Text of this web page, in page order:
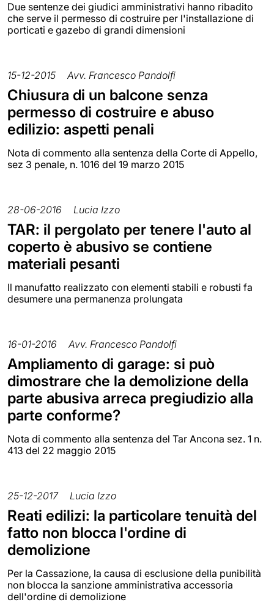
Due sentenze dei giudici amministrativi hanno ribadito
che serve il permesso di costruire per l'installazione di
porticati e gazebo di grandi dimensioni
15-12-2015 Avv. Francesco Pandolfi
Chiusura di un balcone senza
permesso di costruire e abuso
edilizio: aspetti penali
Nota di commento alla sentenza della Corte di Appello,
sez 3 penale, n. 1016 del 19 marzo 2015
28-06-2016 Lucia Izzo
TAR: il pergolato per tenere l'auto al
coperto è abusivo se contiene
materiali pesanti
Il manufatto realizzato con elementi stabili e robusti fa
desumere una permanenza prolungata
16-01-2016 Avv. Francesco Pandolfi
Ampliamento di garage: si può
dimostrare che la demolizione della
parte abusiva arreca pregiudizio alla
parte conforme?
Nota di commento alla sentenza del Tar Ancona sez. 1 n.
413 del 22 maggio 2015
25-12-2017 Lucia Izzo
Reati edilizi: la particolare tenuità del
fatto non blocca l'ordine di
demolizione
Per la Cassazione, la causa di esclusione della punibilità
non blocca la sanzione amministrativa accessoria
dell'ordine di demolizione